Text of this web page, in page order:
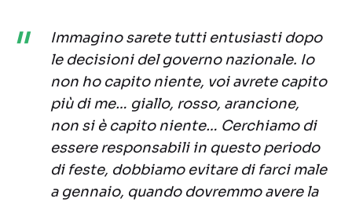
Immagino sarete tutti entusiasti dopo
le decisioni del governo nazionale. Io
non ho capito niente, voi avrete capito
più di me… giallo, rosso, arancione,
non si è capito niente… Cerchiamo di
essere responsabili in questo periodo
di feste, dobbiamo evitare di farci male
a gennaio, quando dovremmo avere la